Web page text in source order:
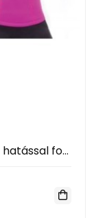
Hot Shapers fogyasztó trikó szauna hatással fogyásra és edzésre